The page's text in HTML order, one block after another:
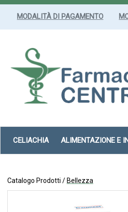
Passa
MODALITÀ DI PAGAMENTO
CELIACHIA ALIMENTAZIONE E
Catalogo Prodotti / Bellezza